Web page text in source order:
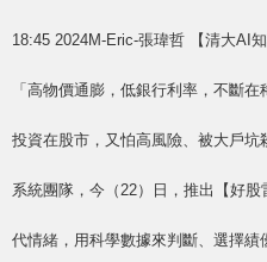
18:45 2024M-Eric-張瑋哲 【清大AI
「高物價通膨，低銀行利率，不斷
投資在股市，又怕高風險、被大戶
系統團隊，今（22）日，推出【好
代情緒，用科學數據來判斷、選擇績